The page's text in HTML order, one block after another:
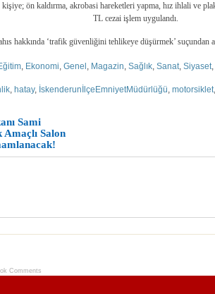
kişiye; ön kaldırma, akrobasi hareketleri yapma, hız ihlali ve
TL cezai işlem uygulandı.
hakkında ‘trafik güvenliğini tehlikeye düşürmek’ suçundan
, Ekonomi, Genel , Magazin, Sağlık, Sanat, Siyaset,
, hatay, İskenderunİlçeEmniyetMüdürlüğü, motorsiklet
Sami
Salon
Comments